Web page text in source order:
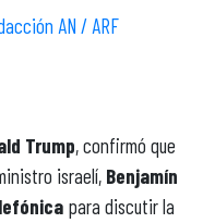
AN / ARF
Trump, confirmó que
israelí, Benjamín
para discutir la